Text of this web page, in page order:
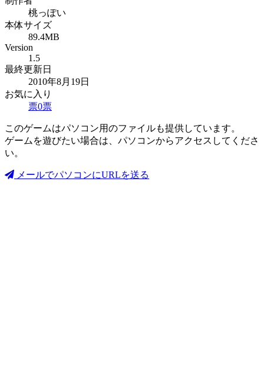
桃っぽい
本体サイズ
89.4MB
Version
1.5
最終更新日
2010年8月19日
お気に入り
票0票
このゲームはパソコン用のファイルも提供しています。
ゲームを遊びたい場合は、パソコンからアクセスしてくださ
い。
メールでパソコンにURLを送る